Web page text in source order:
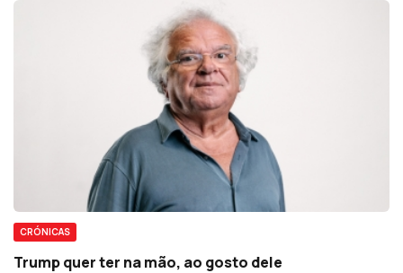
CRÓNICAS
Trump quer ter na mão, ao gosto dele